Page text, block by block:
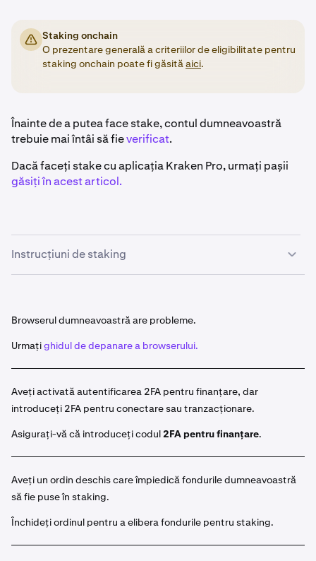
Staking onchain
O prezentare generală a criteriilor de eligibilitate pentru
staking onchain poate fi găsităaici.
Înainte de a putea face stake, contul dumneavoastră
trebuie mai întâi să fieverificat.
Dacă faceți stake cu aplicația Kraken Pro, urmați pașii
găsiți în acest articol.
Instrucțiuni de staking
din bara laterală din stânga.
butonulStakeși utilizați funcția de căutare.
3
Introduceți suma activului pe care doriți să-l faceți
stake.
Unele active vor oferi atât un termen
despre diferență, vizitațiarticolul nostru de
introducere în stakingul On-Chain.
Browserul dumneavoastră are probleme.
Urmațighidul de depanare a browserului.
Aveți activată autentificarea 2FA pentru finanțare, dar
introduceți 2FA pentru conectare sau tranzacționare.
Asigurați-vă că introduceți codul2FA pentru finanțare.
Aveți un ordin deschis care împiedică fondurile dumneavoastră
să fie puse în staking.
Închideți ordinul pentru a elibera fondurile pentru staking.